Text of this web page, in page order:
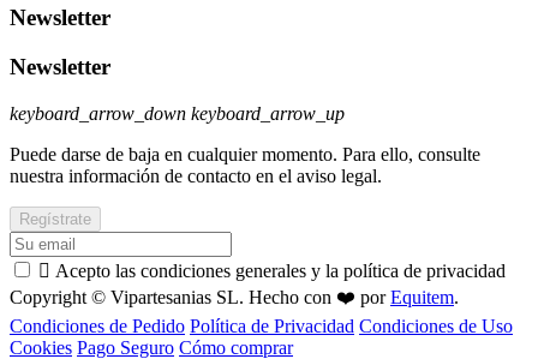
Newsletter
Newsletter
keyboard_arrow_down keyboard_arrow_up
Puede darse de baja en cualquier momento. Para ello, consulte
nuestra información de contacto en el aviso legal.
 Acepto las condiciones generales y la política de privacidad
Copyright © Vipartesanias SL. Hecho con ❤️ porEquitem.
Condiciones de Pedido Política de Privacidad Condiciones de Uso
Cookies Pago Seguro Cómo comprar